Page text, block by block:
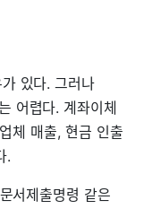
있다. 그러나
어렵다. 계좌이체
체 매출, 현금 인출
.
서제출명령 같은